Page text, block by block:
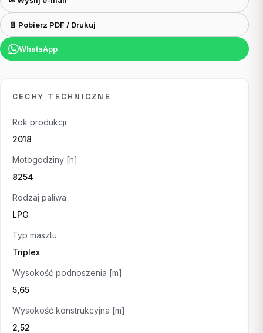
📄 Pobierz PDF / Drukuj
WhatsApp
CECHY TECHNICZNE
Rok produkcji
2018
Motogodziny [h]
8254
Rodzaj paliwa
LPG
Typ masztu
Triplex
Wysokość podnoszenia [m]
5,65
Wysokość konstrukcyjna [m]
2,52